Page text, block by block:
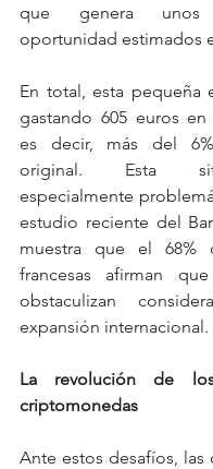
que genera
oportunidad estimados
En total, esta pequeña
gastando 605 euros en
es decir, más del
original. Esta
especialmente
estudio reciente del
muestra que el 68%
francesas afirman
obstaculizan
expansión internacional.
La revolución de
criptomonedas
Ante estos desafíos, las